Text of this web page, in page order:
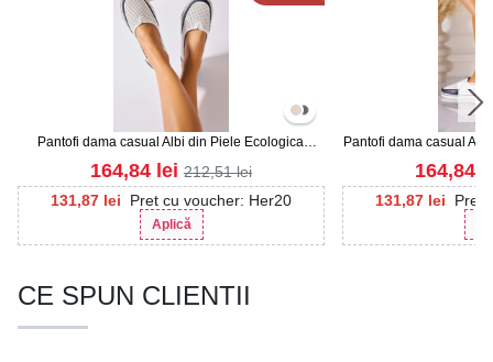
Pantofi dama casual Albi din Piele Ecologica
Kaylani
131,87 lei Pret cu voucher: Her20
Aplică
164,84 lei 212,51lei
Pantofi dama casual
131,87 lei Pret
164,84
CE SPUN CLIENTII